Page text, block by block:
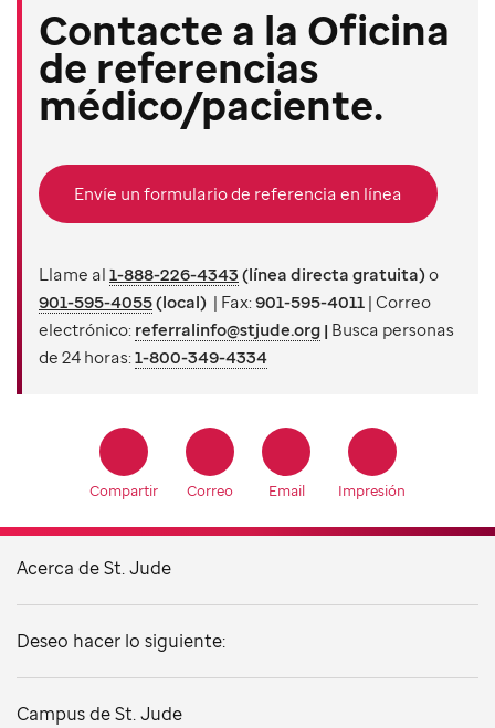
Contacte a la Oficina
de referencias
médico/paciente.
Envíe un formulario de referencia en línea
Llame al 1-888-226-4343 (línea directa gratuita)o
901-595-4055(local) | Fax:901-595-4011 | Correo
electrónico: referralinfo@stjude.org | Busca personas
de 24 horas:1-800-349-4334
Compartir Correo Email Impresión
Acerca de St. Jude
Deseo hacer lo siguiente:
Campus de St. Jude